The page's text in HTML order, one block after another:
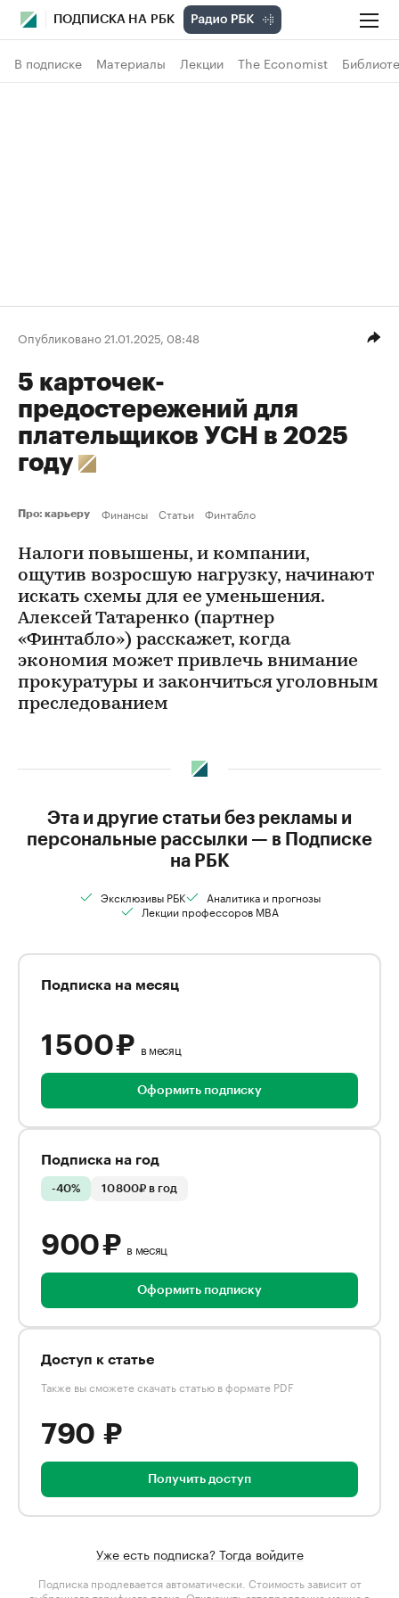
ПОДПИСКА НА РБК
В подписке Материалы Лекции The Economist
Опубликовано 21.01.2025, 08:48
5 карточек-
предостережений для
плательщиков УСН в 2025
году
Про: карьеру Финансы Статьи Финтабло
Налоги повышены, и компании,
ощутив возросшую нагрузку, начинают
искать схемы для ее уменьшения.
Алексей Татаренко (партнер
«Финтабло») расскажет, когда
экономия может привлечь внимание
прокуратуры и закончиться уголовным
преследованием
Эта и другие статьи без рекламы и
персональные рассылки — в Подписке
на РБК
Эксклюзивы РБК
Аналитика и прогнозы
Лекции профессоров MBA
Подписка на месяц
1 500 ₽ в месяц
Оформить подписку
Подписка на год
-40% 10 800₽ в год
900 ₽ в месяц
Оформить подписку
Доступ к статье
Также вы сможете скачать статью в формате PDF
790 ₽
Получить доступ
Уже есть подписка? Тогда войдите
Подписка продлевается автоматически. Стоимость зависит от